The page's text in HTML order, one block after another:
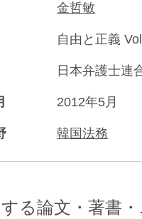
金哲敏
自由と正義
日本弁護士連
2012年5月
韓国法務
る論文・著書